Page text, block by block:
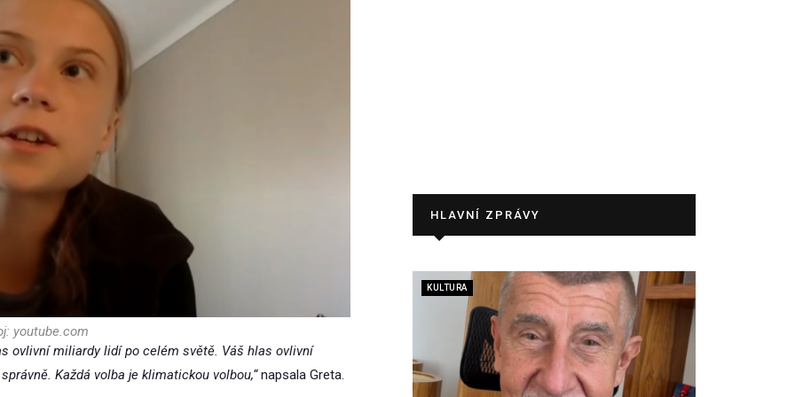
youtube.com
ovlivní miliardy lidí po celém světě. Váš hlas ovlivní
Každá volba je klimatickou volbou,“napsala Greta.
HLAVNÍ ZPRÁVY
KULTURA